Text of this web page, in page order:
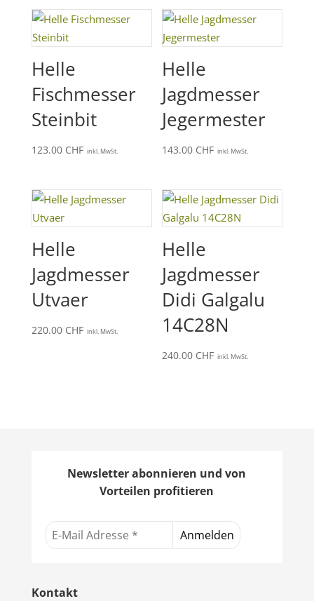
Helle
Fischmesser
Steinbit
123.00 CHF inkl. MwSt.
Helle
Jagdmesser
Jegermester
143.00 CHF inkl. MwSt.
Helle
Jagdmesser
Utvaer
220.00 CHF inkl. MwSt.
Helle
Jagdmesser
Didi Galgalu
14C28N
240.00 CHF inkl. MwSt.
Newsletter abonnieren und von
Vorteilen profitieren
Kontakt